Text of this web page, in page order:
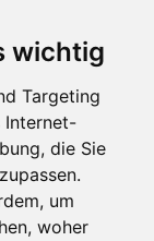
wichtig
Targeting
Internet-
die Sie
um
woher